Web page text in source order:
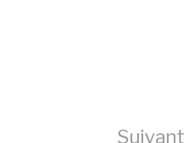
Suivant